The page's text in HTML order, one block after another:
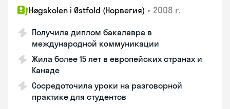
Høgskolen i Østfold (Норвегия) • 2008 г.
Получила диплом бакалавра в
международной коммуникации
Жила более 15 лет в европейских странах и
Канаде
Сосредоточила уроки на разговорной
практике для студентов